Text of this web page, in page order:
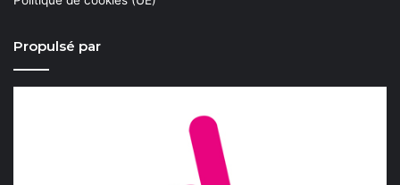
Propulsé par